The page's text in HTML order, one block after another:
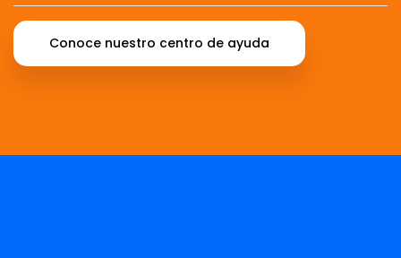
Conoce nuestro centro de ayuda